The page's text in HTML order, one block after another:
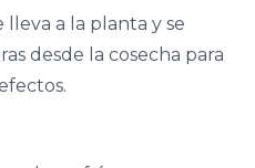
lleva a la planta y se
desde la cosecha para